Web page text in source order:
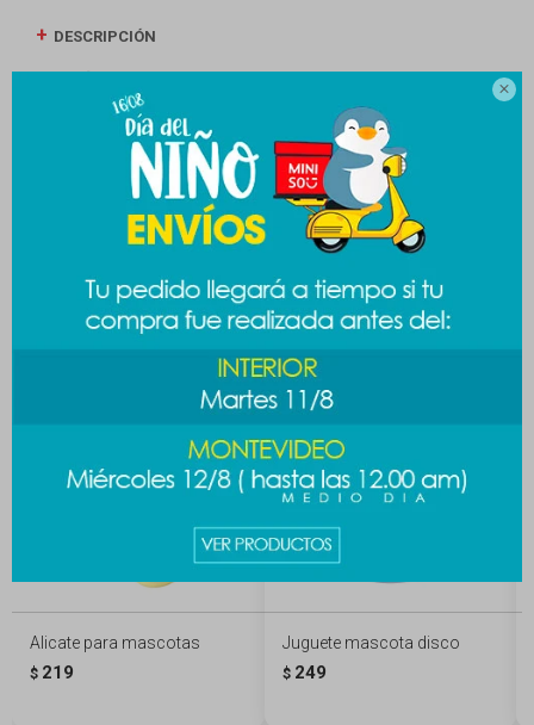

DESCRIPCIÓN
CAMBIOS Y DEVOLUCIONES
MEDIOS DE PAGO
Productos que te pueden interesar
Alicate para mascotas
$ 219
Juguete mascota disco
$ 249